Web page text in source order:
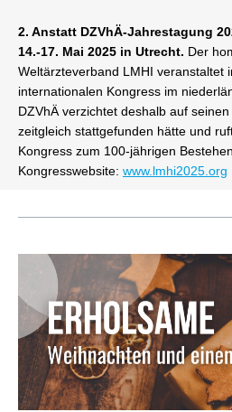
2. Anstatt DZVhÄ-Jahrestagung
14.-17. Mai 2025 in Utrecht. Der
Weltärzteverband LMHI veranstaltet
internationalen Kongress im
DZVhÄ verzichtet deshalb auf
zeitgleich stattgefunden hätte und
Kongress zum 100-jährigen
Kongresswebsite: www.lmhi2025.org